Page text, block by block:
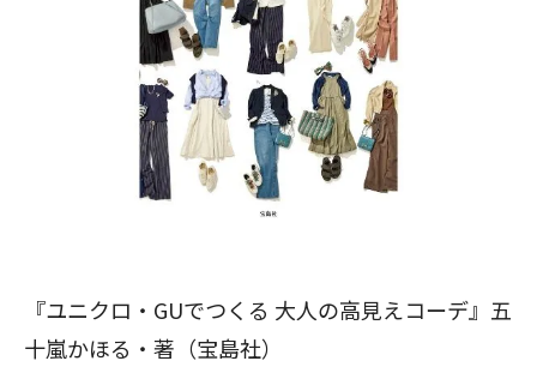
『ユニクロ・GUでつくる 大人の高見えコーデ』五
十嵐かほる・著（宝島社）